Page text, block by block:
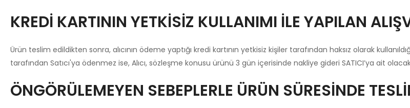
KREDİ KARTININ YETKİSİZ KULLANIMI İLE YAPILAN
Ürün teslim edildikten sonra, alıcının ödeme yaptığı kredi kartının yetkisiz kişiler tarafından haksız olarak
tarafından Satıcı'ya ödenmez ise, Alıcı, sözleşme konusu ürünü 3 gün içerisinde nakliye gideri SATICI’ya ait
ÖNGÖRÜLEMEYEN SEBEPLERLE ÜRÜN SÜRESİNDE